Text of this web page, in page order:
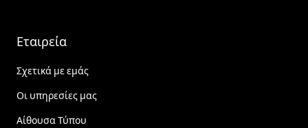
Εταιρεία
Σχετικά με εμάς
Οι υπηρεσίες μας
Αίθουσα Τύπου